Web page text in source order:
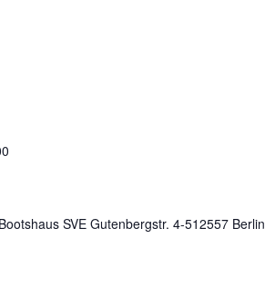
SVE Gutenbergstr. 4-512557 Berlin